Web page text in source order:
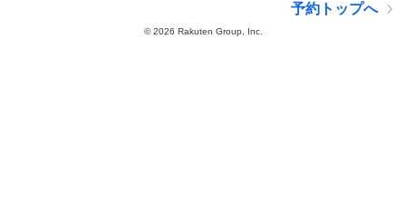
予約トップへ
©2026 Rakuten Group, Inc.